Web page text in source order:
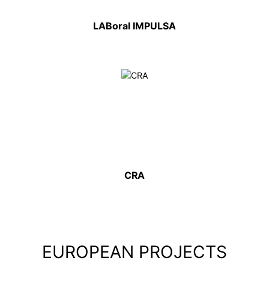
LABoral IMPULSA
CRA
EUROPEAN PROJECTS